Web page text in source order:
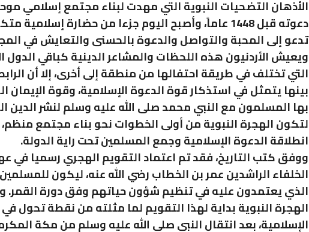
الأذهان التضحيات النبوية التي مهدت لبناء مجتمع إسلامي
دعوته قبل 1448 عاماً، وأصبح اليوم جزءا من حضارة إسلامية
تدعو إلى المحبة والتواصل والدعوة بالحسنى والتعايش في
ويعيش الأردنيون هذه اللحظات والمشاعر الدينية كباقي الدول
التي تختلف في طريقة احتفالها من منطقة إلى أخرى، إلا أن
بينها يتمثل في استذكار قوة الدعوة الإسلامية، وقوة الإيمان
بها المسلمون مع النبي محمد صلى الله عليه وسلم لنشر الدين
لتكون الهجرة النبوية من أولى الخطوات نحو بناء مجتمع منظم،
انطلاقة الدعوة الإسلامية وجمع المسلمين تحت راية الدولة.
ووفق كتب التاريخ، فقد تم اعتماد التقويم الهجري رسميا في
الخلفاء الراشدين عمر بن الخطاب رضي الله عنه، ليكون
الذي يعتمدون عليه في تنظيم شؤون حياتهم وفق دورة القمر.
الهجرة النبوية بداية لهذا التقويم لما مثلته من نقطة تحول في
الإسلامية، بعد انتقال النبي صلى الله عليه وسلم من مكة